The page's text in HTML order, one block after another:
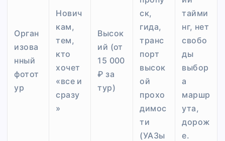
Орган
изова
нный
фотот
ур
Нович
кам,
тем,
кто
хочет
«все и
сразу
»
Высок
ий (от
15 000
₽ за
тур)
ск,
гида,
транс
порт
высок
ой
прохо
димос
ти
(УАЗы
тайми
нг, нет
свобо
ды
выбор
а
маршр
ута,
дорож
е.